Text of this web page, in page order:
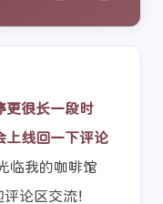
更很长一段时
上线回一下评论
临我的咖啡馆
论区交流！